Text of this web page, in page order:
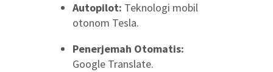
Autopilot: Teknologi mobil
otonom Tesla.
Penerjemah Otomatis:
Google Translate.